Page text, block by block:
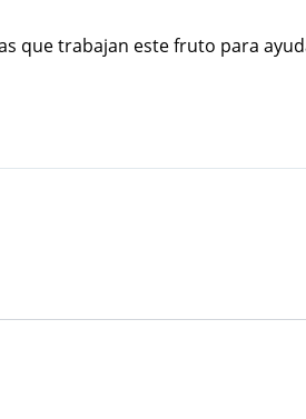
que trabajan este fruto para